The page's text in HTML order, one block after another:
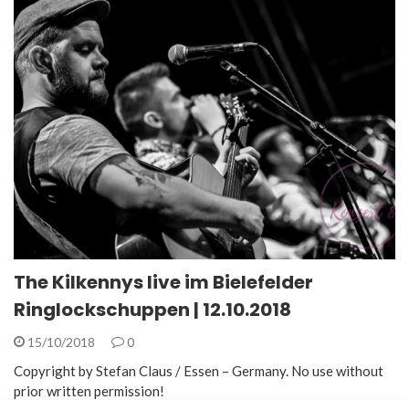
The Kilkennys live im Bielefelder
Ringlockschuppen | 12.10.2018
15/10/2018 0
Copyright by Stefan Claus / Essen – Germany. No use without
prior written permission!